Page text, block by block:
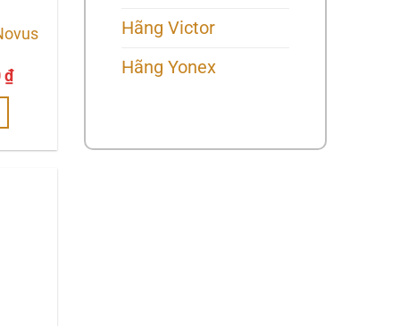
₫.
₫Giá
Hãng Victor
Hãng Yonex